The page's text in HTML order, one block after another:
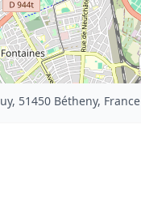
51450 Bétheny, France